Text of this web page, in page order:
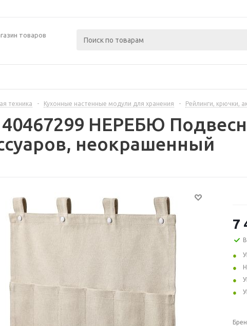
товаров
техника - Кухонные настенные модули для хранения - Рейлинги, крючки,
40467299 НЕРЕБЮ
неокрашенный
7